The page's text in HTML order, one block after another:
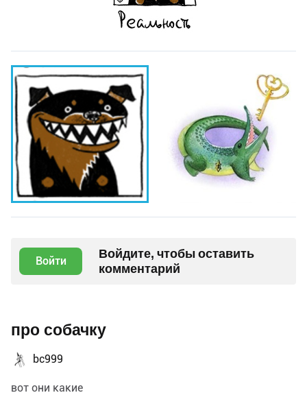
Войти
Войдите, чтобы оставить
комментарий
про собачку
bc999
вот они какие